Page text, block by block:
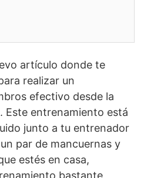
artículo donde te
realizar un
efectivo desde la
Este entrenamiento está
junto a tu entrenador
par de mancuernas y
estés en casa,